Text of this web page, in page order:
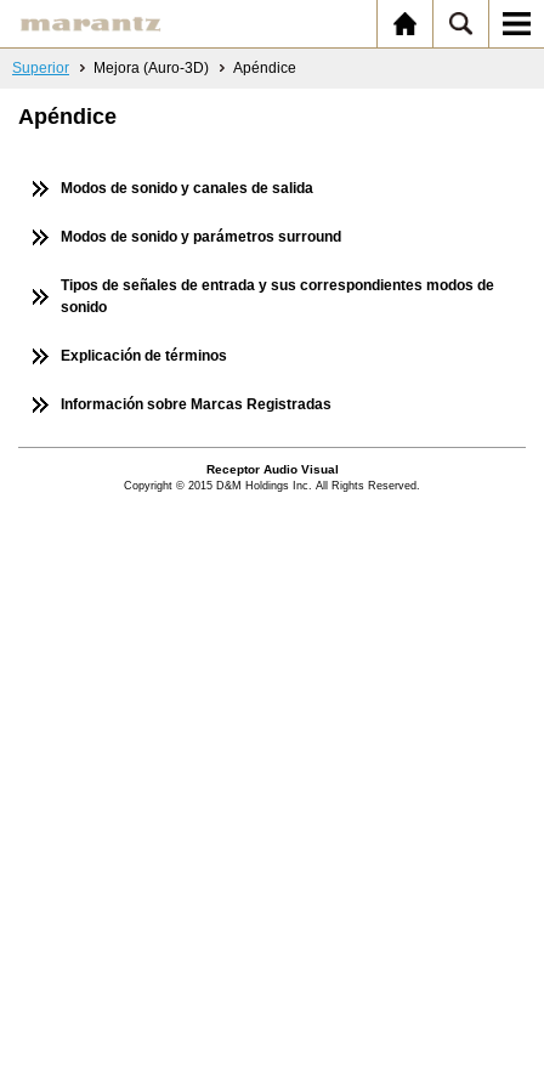
Superior Mejora (Auro-3D) Apéndice
Apéndice
Modos de sonido y canales de salida
Modos de sonido y parámetros surround
Tipos de señales de entrada y sus correspondientes modos de
sonido
Explicación de términos
Información sobre Marcas Registradas
Receptor Audio Visual
Copyright © 2015 D&M Holdings Inc. All Rights Reserved.